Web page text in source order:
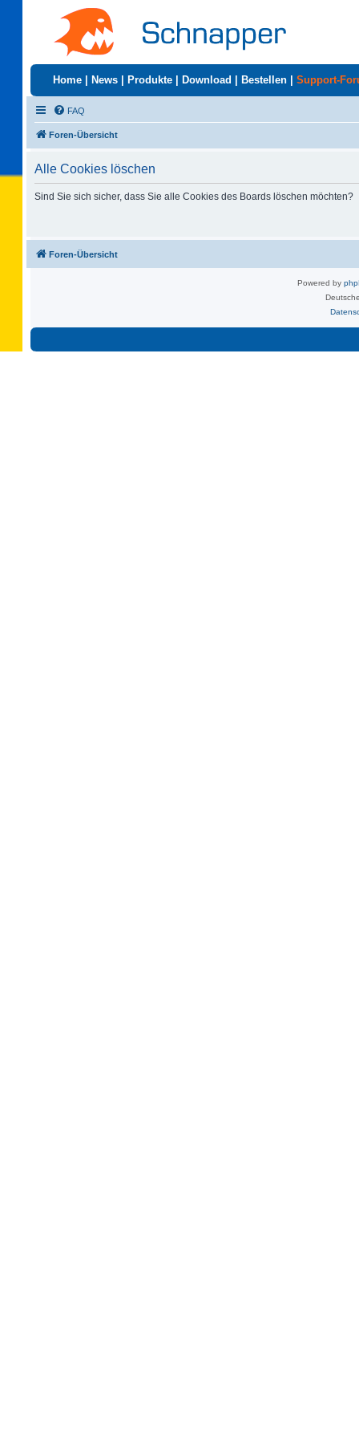
Home News Produkte Download Bestellen Support-
FAQ
Foren-Übersicht
Alle Cookies löschen
Sind Sie sich sicher, dass Sie alle Cookies des Boards löschen möchten?
Foren-Übersicht
Powered by